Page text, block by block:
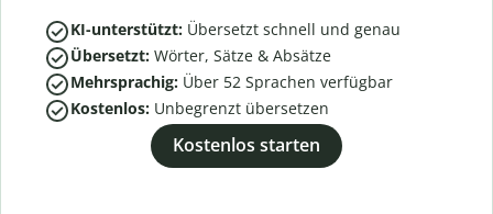
KI-unterstützt: Übersetzt schnell und genau
Übersetzt: Wörter, Sätze & Absätze
Mehrsprachig: Über 52 Sprachen verfügbar
Kostenlos: Unbegrenzt übersetzen
Kostenlos starten